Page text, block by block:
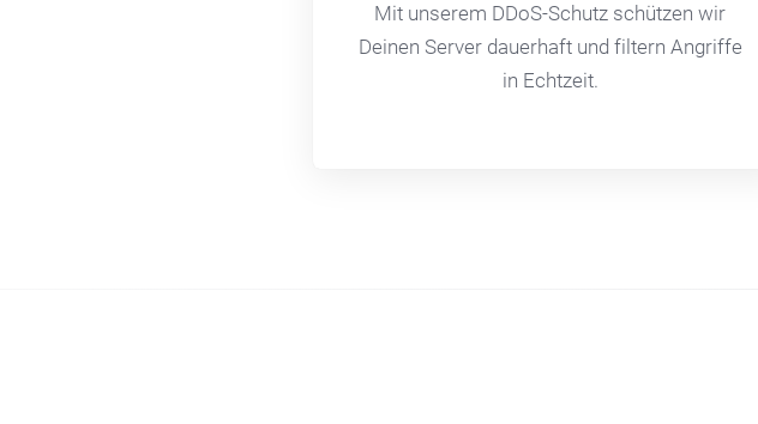
Mit unserem DDoS-Schutz schützen wir
Deinen Server dauerhaft und filtern Angriffe
in Echtzeit.